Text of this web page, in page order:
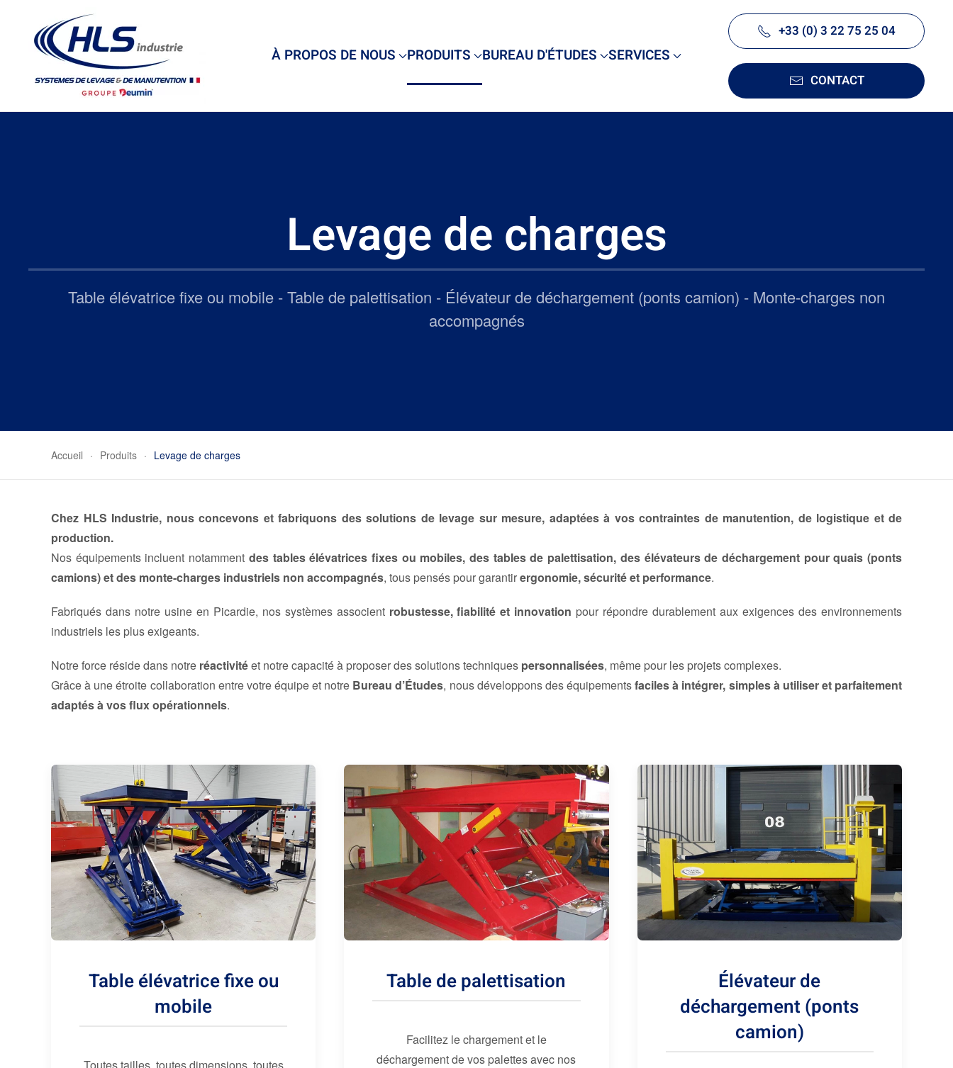
À PROPOS DE NOUS PRODUITS BUREAU D'ÉTUDES SERVICES
+33 (0) 3 22 75 25 04
CONTACT
Levage de charges
Table élévatrice fixe ou mobile - Table de palettisation - Élévateur de déchargement (ponts camion) - Monte-charges non
accompagnés
Accueil Produits Levage de charges
Chez HLS Industrie, nous concevons et fabriquons des solutions de levage sur mesure, adaptées à vos contraintes de manutention, de logistique et de
production.
Nos équipements incluent notamment des tables élévatrices fixes ou mobiles, des tables de palettisation, des élévateurs de déchargement pour quais (ponts
camions) et des monte-charges industriels non accompagnés, tous pensés pour garantirergonomie, sécurité et performance.
Fabriqués dans notre usine en Picardie, nos systèmes associent robustesse, fiabilité et innovation pour répondre durablement aux exigences des environnements
industriels les plus exigeants.
Notre force réside dans notre réactivitéet notre capacité à proposer des solutions techniques personnalisées, même pour les projets complexes.
Grâce à une étroite collaboration entre votre équipe et notre Bureau d’Études, nous développons des équipementsfaciles à intégrer, simples à utiliser et parfaitement
adaptés à vos flux opérationnels.
Table élévatrice fixe ou
mobile
Toutes tailles, toutes dimensions, toutes
Table de palettisation
Facilitez le chargement et le
déchargement de vos palettes avec nos
Élévateur de
déchargement (ponts
camion)